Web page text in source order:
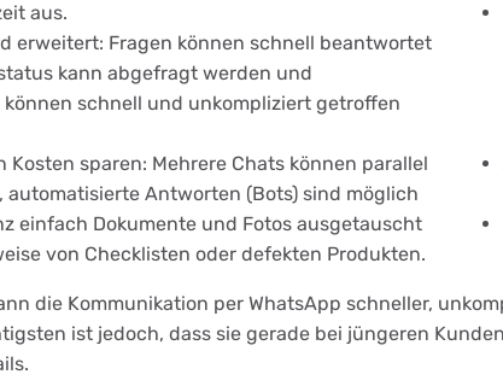
aus.
erweitert: Fragen können schnell beantwortet
kann abgefragt werden und
können schnell und unkompliziert getroffen
Kosten sparen: Mehrere Chats können parallel
automatisierte Antworten (Bots) sind möglich
einfach Dokumente und Fotos ausgetauscht
von Checklisten oder defekten Produkten.
die Kommunikation per WhatsApp schneller,
ist jedoch, dass sie gerade bei jüngeren